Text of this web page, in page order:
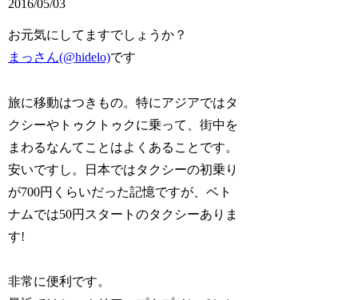
2016/05/03
お元気にしてますでしょうか？
まっさん(@hidelo)です
旅に移動はつきもの。特にアジアではタ
クシーやトゥクトゥクに乗って、街中を
まわるなんてことはよくあることです。
安いですし。日本ではタクシーの初乗り
が700円くらいだった記憶ですが、ベト
ナムでは50円スタートのタクシーありま
す!
非常に便利です。